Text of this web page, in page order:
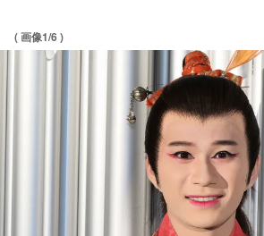
( 画像1/6 )